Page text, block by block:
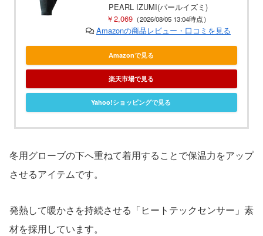
PEARL IZUMI(パールイズミ)
￥2,069（2026/08/05 13:04時点）
Amazonの商品レビュー・口コミを見る
Amazonで見る
楽天市場で見る
Yahoo!ショッピングで見る
冬用グローブの下へ重ねて着用することで保温力をアップ
させるアイテムです。
発熱して暖かさを持続させる「ヒートテックセンサー」素
材を採用しています。